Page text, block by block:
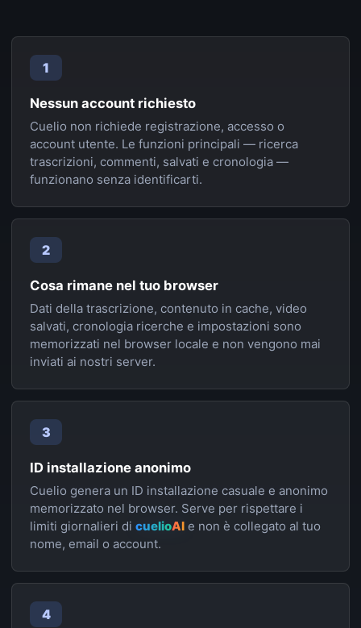
1
Nessun account richiesto
Cuelio non richiede registrazione, accesso o
account utente. Le funzioni principali — ricerca
trascrizioni, commenti, salvati e cronologia —
funzionano senza identificarti.
2
Cosa rimane nel tuo browser
Dati della trascrizione, contenuto in cache, video
salvati, cronologia ricerche e impostazioni sono
memorizzati nel browser locale e non vengono mai
inviati ai nostri server.
3
ID installazione anonimo
Cuelio genera un ID installazione casuale e anonimo
memorizzato nel browser. Serve per rispettare i
limiti giornalieri di cuelioAI e non è collegato al tuo
nome, email o account.
4